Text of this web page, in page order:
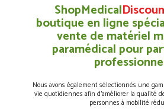
ShopMedical
boutique en ligne
vente de matériel
paramédical pour
Nous avons également sélectionnés une
vie quotidiennes afin d’améliorer la qualité
personnes à mobilité